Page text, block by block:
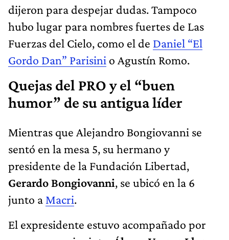
dijeron para despejar dudas. Tampoco
hubo lugar para nombres fuertes de Las
Fuerzas del Cielo, como el de Daniel “El
Gordo Dan” Parisini o Agustín Romo.
Quejas del PRO y el “buen
humor” de su antigua líder
Mientras que Alejandro Bongiovanni se
sentó en la mesa 5, su hermano y
presidente de la Fundación Libertad,
Gerardo Bongiovanni, se ubicó en la 6
junto a Macri.
El expresidente estuvo acompañado por